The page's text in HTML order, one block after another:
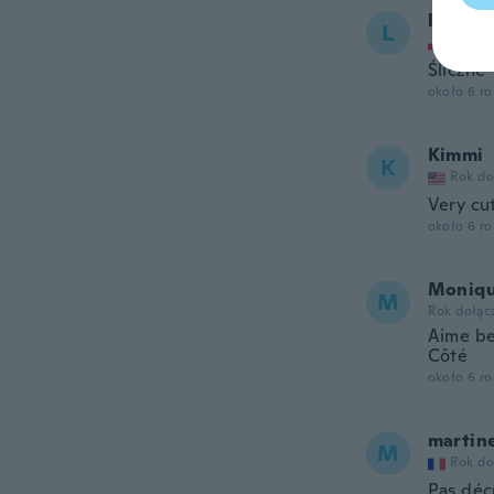
L liliana
Śliczne
około 6
K Kimmi
Rok
Very
około 6
M Rok
Aime
Côté
około 6
M Rok